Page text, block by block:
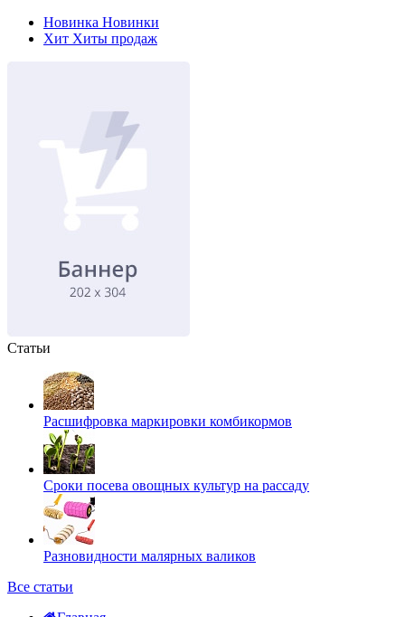
Новинка Новинки
Хит Хиты продаж
Статьи
Расшифровка маркировки комбикормов
Сроки посева овощных культур на рассаду
Разновидности малярных валиков
Все статьи